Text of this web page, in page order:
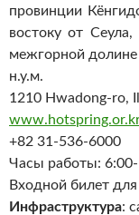
провинции
востоку от
межгорной долине
н.у.м.
1210 Hwadong-ro,
+82 31-536-6000
Часы работы: 6:00-
Входной билет
Инфраструктура: